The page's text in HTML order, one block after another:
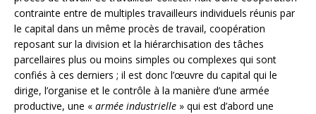
contrainte entre de multiples travailleurs individuels réunis par
le capital dans un même procès de travail, coopération
reposant sur la division et la hiérarchisation des tâches
parcellaires plus ou moins simples ou complexes qui sont
confiés à ces derniers ; il est donc l’œuvre du capital qui le
dirige, l’organise et le contrôle à la manière d’une armée
productive, une « armée industrielle » qui est d’abord une